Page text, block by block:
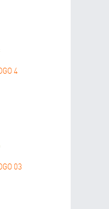
4
03